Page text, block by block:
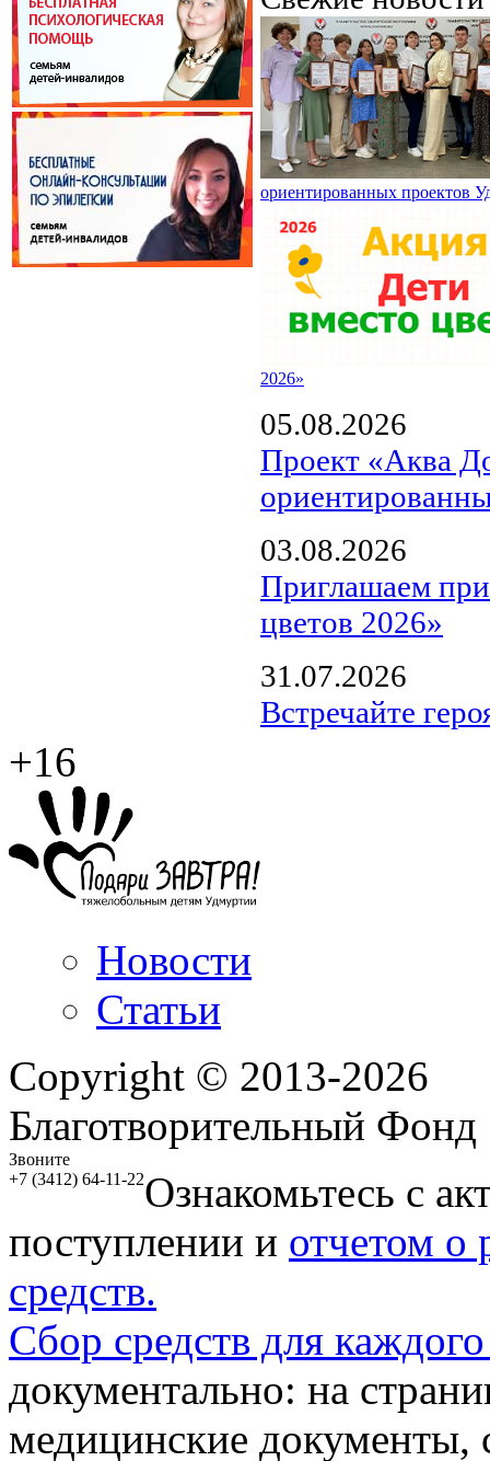
ориентированных проектов
2026»
05.08.2026
Проект «Аква
03.08.2026
Приглашаем
цветов 2026»
31.07.2026
Встречайте
+16
Новости
Статьи
Copyright © 2013-2026
Благотворительный
Звоните
+7 (3412) 64-11-22Ознакомьтесь с
поступлении и отчетом о
средств.
Сбор средств для
документально: на
медицинские документы,